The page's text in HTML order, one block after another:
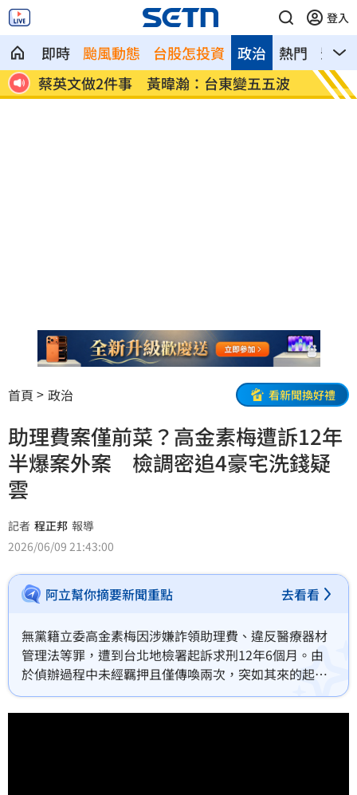
登入
即時 颱風動態 台股怎投資 熱門 影音
政治
部
蔡英文做2件事 黃暐瀚：台東變五五波 蔣萬
首頁 政治 看新聞換好禮
助理費案僅前菜？高金素梅遭訴12年
半爆案外案 檢調密追4豪宅洗錢疑
雲
記者 程正邦 報導
2026/06/09 21:43:00
阿立幫你摘要新聞重點 去看看
無黨籍立委高金素梅因涉嫌詐領助理費、違反醫療器材
管理法等罪，遭到台北地檢署起訴求刑12年6個月。由
於偵辦過程中未經羈押且僅傳喚兩次，突如其來的起訴
消息引發政壇震撼。三立政論節目主持人李正皓指出，
這場看似以助理費為主軸的官司恐怕只是「前菜」，檢